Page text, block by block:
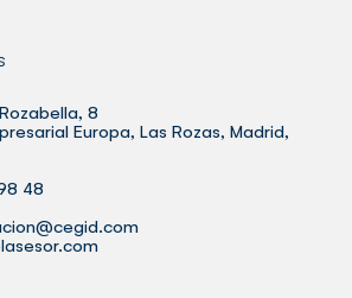
8
Europa, Las Rozas, Madrid,
48